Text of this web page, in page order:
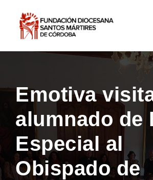
Emotiva
alumnado de
Especial al
Obispado de